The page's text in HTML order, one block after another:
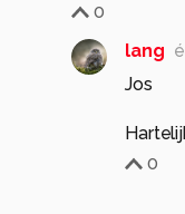
0
lang
Jos
0